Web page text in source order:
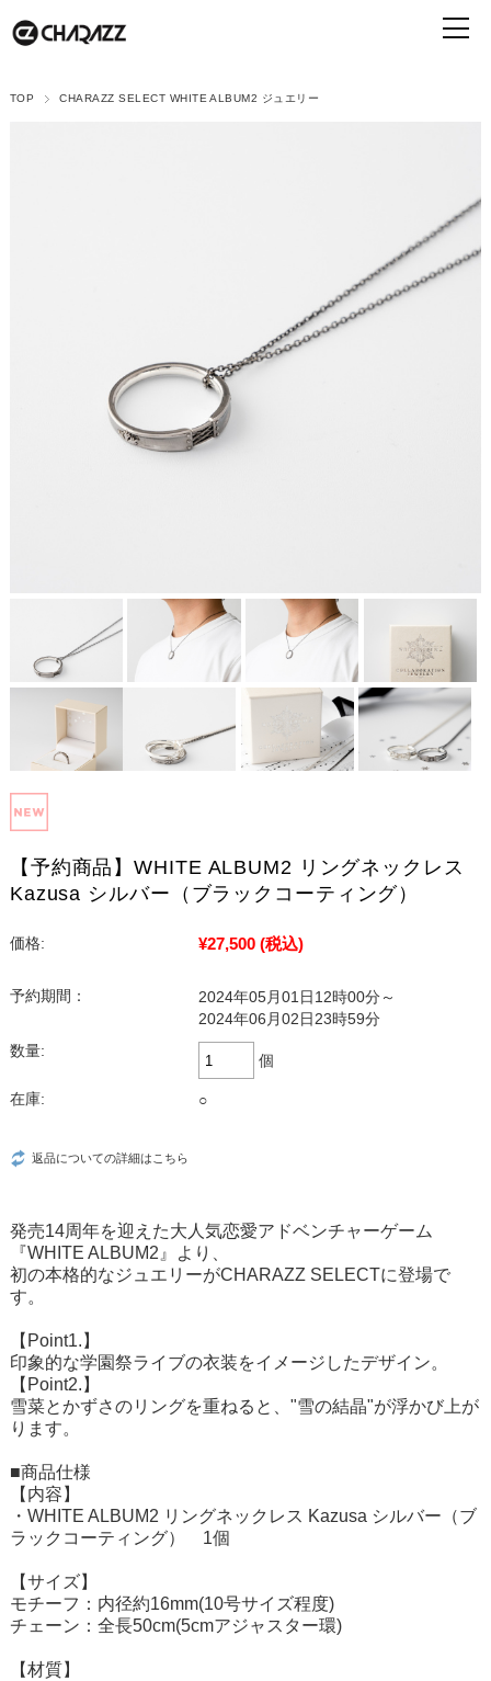
TOP CHARAZZ SELECT WHITE ALBUM2 ジュエリー
【予約商品】WHITE ALBUM2 リングネックレス
Kazusa シルバー（ブラックコーティング）
価格: ¥27,500 (税込)
予約期間：
2024年05月01日12時00分～
2024年06月02日23時59分
数量:
個
在庫: ○
返品についての詳細はこちら
発売14周年を迎えた大人気恋愛アドベンチャーゲーム
『WHITE ALBUM2』より、
初の本格的なジュエリーがCHARAZZ SELECTに登場で
す。
【Point1.】
印象的な学園祭ライブの衣装をイメージしたデザイン。
【Point2.】
雪菜とかずさのリングを重ねると、"雪の結晶"が浮かび上が
ります。
■商品仕様
【内容】
・WHITE ALBUM2 リングネックレス Kazusa シルバー（ブ
ラックコーティング） 1個
【サイズ】
モチーフ：内径約16mm(10号サイズ程度)
チェーン：全長50cm(5cmアジャスター環)
【材質】